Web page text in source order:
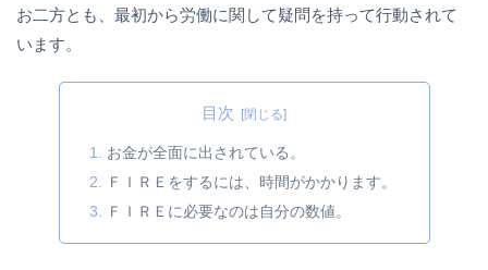
お二方とも、最初から労働に関して疑問を持って行動されて
います。
目次
お金が全面に出されている。
ＦＩＲＥをするには、時間がかかります。
ＦＩＲＥに必要なのは自分の数値。